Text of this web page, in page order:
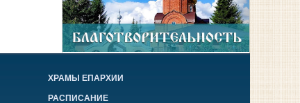
ХРАМЫ ЕПАРХИИ
РАСПИСАНИЕ